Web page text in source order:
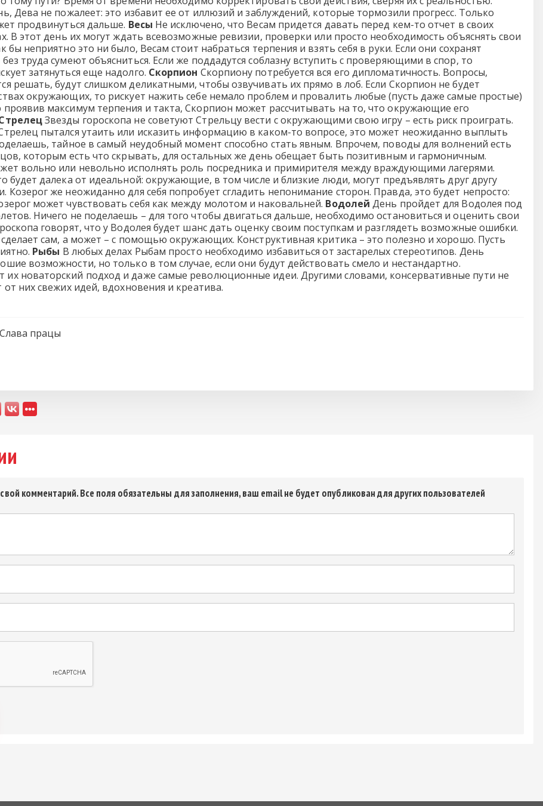
Дева не пожалеет: это избавит ее от иллюзий и заблуждений, которые тормозили прогресс. Только
продвинуться дальше. Весы Не исключено, что Весам придется давать перед кем-то отчет в своих
В этот день их могут ждать всевозможные ревизии, проверки или просто необходимость объяснять свои
бы неприятно это ни было, Весам стоит набраться терпения и взять себя в руки. Если они сохранят
труда сумеют объясниться. Если же поддадутся соблазну вступить с проверяющими в спор, то
затянуться еще надолго. Скорпион Скорпиону потребуется вся его дипломатичность. Вопросы,
решать, будут слишком деликатными, чтобы озвучивать их прямо в лоб. Если Скорпион не будет
окружающих, то рискует нажить себе немало проблем и провалить любые (пусть даже самые простые)
максимум терпения и такта, Скорпион может рассчитывать на то, что окружающие его
Звезды гороскопа не советуют Стрельцу вести с окружающими свою игру – есть риск проиграть.
пытался утаить или исказить информацию в каком-то вопросе, это может неожиданно выплыть
тайное в самый неудобный момент способно стать явным. Впрочем, поводы для волнений есть
которым есть что скрывать, для остальных же день обещает быть позитивным и гармоничным.
вольно или невольно исполнять роль посредника и примирителя между враждующими лагерями.
будет далека от идеальной: окружающие, в том числе и близкие люди, могут предъявлять друг другу
Козерог же неожиданно для себя попробует сгладить непонимание сторон. Правда, это будет непросто:
может чувствовать себя как между молотом и наковальней. Водолей День пройдет для Водолея под
Ничего не поделаешь – для того чтобы двигаться дальше, необходимо остановиться и оценить свои
говорят, что у Водолея будет шанс дать оценку своим поступкам и разглядеть возможные ошибки.
сам, а может – с помощью окружающих. Конструктивная критика – это полезно и хорошо. Пусть
Рыбы В любых делах Рыбам просто необходимо избавиться от застарелых стереотипов. День
возможности, но только в том случае, если они будут действовать смело и нестандартно.
новаторский подход и даже самые революционные идеи. Другими словами, консервативные пути не
них свежих идей, вдохновения и креатива.
Слава працы
комментарий. Все поля обязательны для заполнения, ваш email не будет опубликован для других пользователей